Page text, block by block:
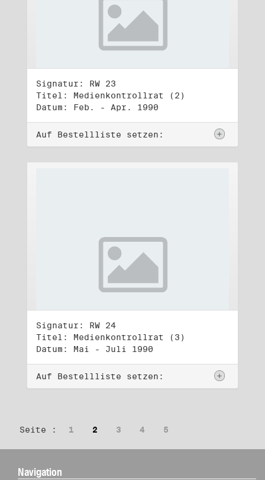
Signatur: RW 23
Titel: Medienkontrollrat (2)
Datum: Feb. - Apr. 1990
Auf Bestellliste setzen:
Signatur: RW 24
Titel: Medienkontrollrat (3)
Datum: Mai - Juli 1990
Auf Bestellliste setzen:
Seite : 1 2 3 4 5
Navigation